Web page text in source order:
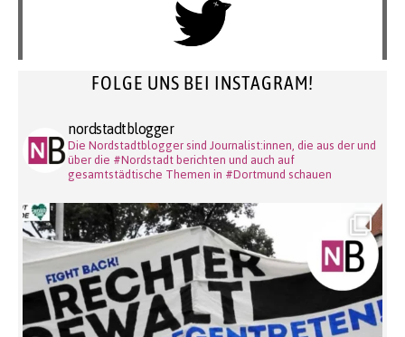
FOLGE UNS BEI INSTAGRAM!
nordstadtblogger
Die Nordstadtblogger sind Journalist:innen, die aus der und
über die #Nordstadt berichten und auch auf
gesamtstädtische Themen in #Dortmund schauen